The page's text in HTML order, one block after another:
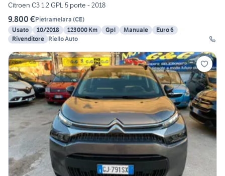
Citroen C3 1.2 GPL 5 porte - 2018
9.800 €Pietramelara (CE)
Usato
10/2018 123000 Km Gpl Manuale
Euro 6
Rivenditore Riello Auto